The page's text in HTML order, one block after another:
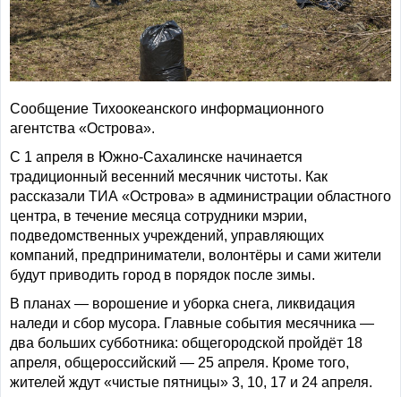
Сообщение Тихоокеанского информационного
агентства «Острова».
С 1 апреля в Южно-Сахалинске начинается
традиционный весенний месячник чистоты. Как
рассказали ТИА «Острова» в администрации областного
центра, в течение месяца сотрудники мэрии,
подведомственных учреждений, управляющих
компаний, предприниматели, волонтёры и сами жители
будут приводить город в порядок после зимы.
В планах — ворошение и уборка снега, ликвидация
наледи и сбор мусора. Главные события месячника —
два больших субботника: общегородской пройдёт 18
апреля, общероссийский — 25 апреля. Кроме того,
жителей ждут «чистые пятницы» 3, 10, 17 и 24 апреля.